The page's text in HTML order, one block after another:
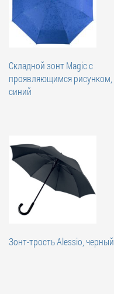
Складной зонт Magic с
проявляющимся рисунком,
синий
Зонт-трость Alessio, черный